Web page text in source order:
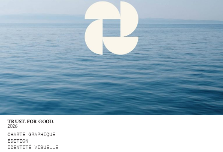
TRUST. FOR GOOD.
2026
CHARTE GRAPHIQUE
ÉDITION
IDENTITÉ VISUELLE